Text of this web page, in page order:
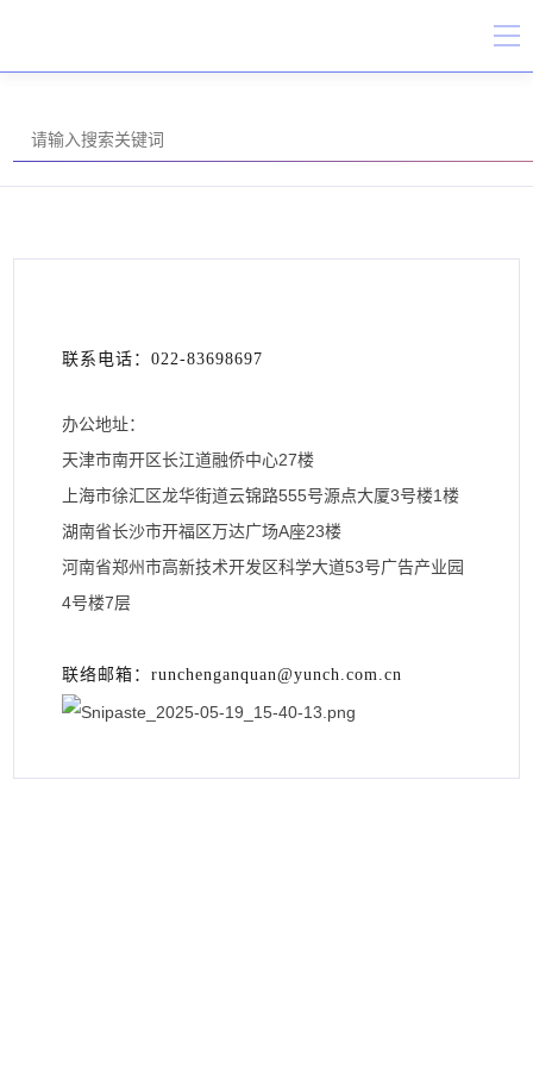
联系电话：022-83698697
办公地址：
天津市南开区长江道融侨中心27楼
上海市徐汇区龙华街道云锦路555号源点大厦3号楼1楼
湖南省长沙市开福区万达广场A座23楼
河南省郑州市高新技术开发区科学大道53号广告产业园
4号楼7层
联络邮箱：runchenganquan@yunch.com.cn